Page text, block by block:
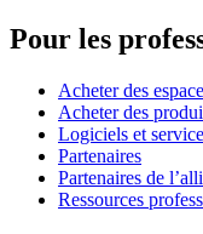
Pour les
Acheter des
Acheter des
Logiciels et
Partenaires
Partenaires de
Ressources